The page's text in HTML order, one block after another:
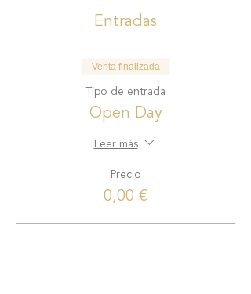
Entradas
Venta finalizada
Tipo de entrada
Open Day
Leer más
Precio
0,00 €